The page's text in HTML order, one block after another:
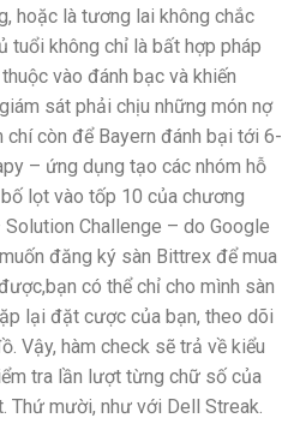
hoặc là tương lai không chắc
tuổi không chỉ là bất hợp pháp
vào đánh bạc và khiến
sát phải chịu những món nợ
còn để Bayern đánh bại tới 6-
– ứng dụng tạo các nhóm hỗ
lọt vào tốp 10 của chương
Challenge – do Google
đăng ký sàn Bittrex để mua
có thể chỉ cho mình sàn
lại đặt cược của bạn, theo dõi
Vậy, hàm check sẽ trả về kiểu
tra lần lượt từng chữ số của
Thứ mười, như với Dell Streak.